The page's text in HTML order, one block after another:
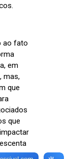
ao fato
em
mas,
que
que